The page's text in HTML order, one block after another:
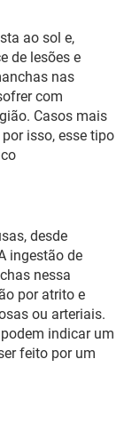
ao sol e,
de lesões e
nas
com
Casos mais
isso, esse tipo
desde
ingestão de
nessa
por atrito e
ou arteriais.
indicar um
feito por um